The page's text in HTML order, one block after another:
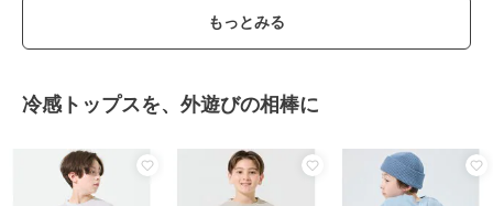
もっとみる
冷感トップスを、外遊びの相棒に